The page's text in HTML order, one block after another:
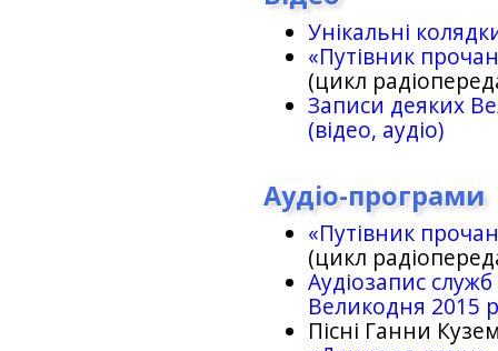
Унікальні
«Путівник
(цикл
Записи деяких
(відео, аудіо)
Аудіо-програми
«Путівник
(цикл
Аудіозапис
Великодня 2015
Пісні Ганни